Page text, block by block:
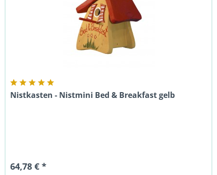
Nistkasten - Nistmini Bed & Breakfast gelb
64,78 € *